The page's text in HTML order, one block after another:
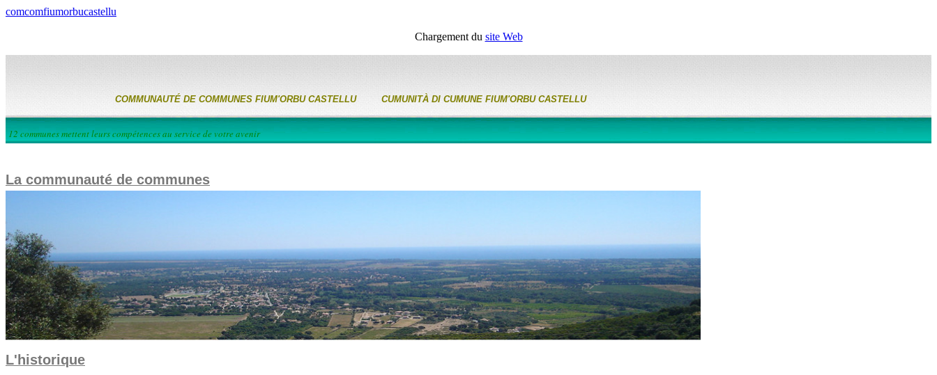
comcomfiumorbucastellu
Chargement du site Web
COMMUNAUTÉ DE COMMUNES FIUM'ORBU CASTELLU CUMUNITÀ DI CUMUNE FIUM'ORBU CASTELLU
12 communes mettent leurs compétences au service de votre avenir
La communauté de communes
Libre expression
L'environnement
Le Fium'orbu Castellu en images
L'historique